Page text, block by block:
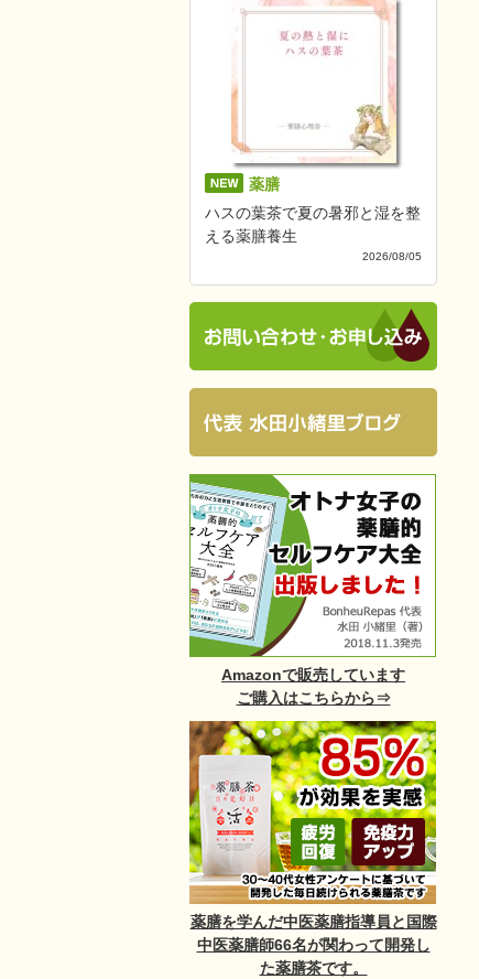
薬膳
ハスの葉茶で夏の暑邪と湿を整
える薬膳養生
2026/08/05
Amazonで販売しています
ご購入はこちらから⇒
薬膳を学んだ中医薬膳指導員と国際
中医薬膳師66名が関わって開発し
た薬膳茶です。